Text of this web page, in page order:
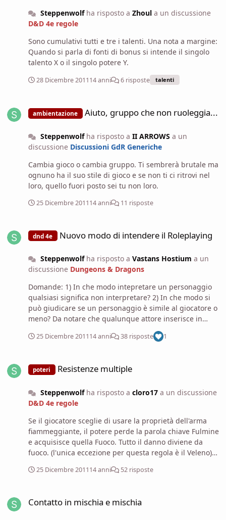
Steppenwolfha risposto a Zhoula un discussione
D&D 4e regole
Sono cumulativi tutti e tre i talenti. Una nota a margine:
Quando si parla di fonti di bonus si intende il singolo
talento X o il singolo potere Y.
28 Dicembre 201114 anni 6 risposte talenti
ambientazione Aiuto, gruppo che non ruoleggia...
Steppenwolfha risposto a II ARROWS a un
discussione Discussioni GdR Generiche
Cambia gioco o cambia gruppo. Ti sembrerà brutale ma
ognuno ha il suo stile di gioco e se non ti ci ritrovi nel
loro, quello fuori posto sei tu non loro.
25 Dicembre 201114 anni 11 risposte
dnd 4e Nuovo modo di intendere il Roleplaying
Steppenwolfha risposto a Vastans Hostium a un
discussione Dungeons & Dragons
Domande: 1) In che modo intepretare un personaggio
qualsiasi significa non interpretare? 2) In che modo si
può giudicare se un personaggio è simile al giocatore o
meno? Da notare che qualunque attore inserisce in
qualsivoglia personaggio che interpreti delle parti di sè,
dalla mimica facciale a certi comportamenti particolari,
25 Dicembre 201114 anni 38 risposte 1
poteri Resistenze multiple
Steppenwolfha risposto a cloro17a un discussione
D&D 4e regole
Se il giocatore sceglie di usare la proprietà dell'arma
fiammeggiante, il potere perde la parola chiave Fulmine
e acquisisce quella Fuoco. Tutto il danno diviene da
fuoco. (l'unica eccezione per questa regola è il Veleno)
infligge i danni che scegli : da fulmine o da fuoco, non
25 Dicembre 201114 anni 52 risposte
Contatto in mischia e mischia